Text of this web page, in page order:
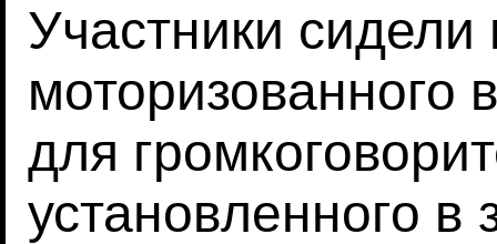
Участники сидели
моторизованного
для
установленного в